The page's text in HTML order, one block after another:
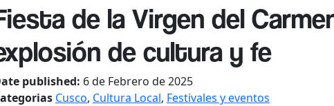
de la Virgen del
de cultura y fe
published: 6 de Febrero de 2025
Cusco, Cultura Local, Festivales y eventos